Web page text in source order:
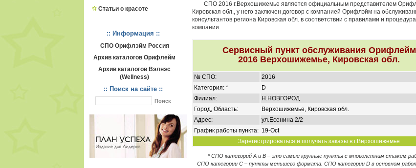
Статьи о красоте
:: Информация ::
СПО Орифлэйм Россия
Архив каталогов Орифлейм
Архив каталогов Вэлнэс
(Wellness)
:: Поиск на сайте ::
СПО 2016 г.Верхошижемье является официальным представителем
Кировская обл., у него заключен договор с компанией Орифлэйм на
консультантов региона Кировская обл. в соответствии с правилами и
компании.
Сервисный пункт обслуживания Орифлейм
2016 Верхошижемье, Кировская обл.
№ СПО:
2016
Категория: *
D
Филиал:
Н.НОВГОРОД
Город, Область:
Верхошижемье, Кировская обл.
Адрес:
ул.Есенина 2/2
График работы пункта: 19-Oct
Зарегистрироваться и получать заказы в г.Верхошижемье
* СПО категорий А и В – это самые крупные пункты с многолетним стажем
СПО категории C – пункты меньшего формата. СПО категории D в основном